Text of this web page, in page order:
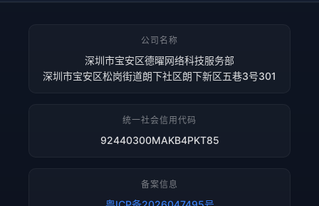
公司名称
深圳市宝安区德曜网络科技服务部
深圳市宝安区松岗街道朗下社区朗下新区五巷3号301
统一社会信用代码
92440300MAKB4PKT85
备案信息